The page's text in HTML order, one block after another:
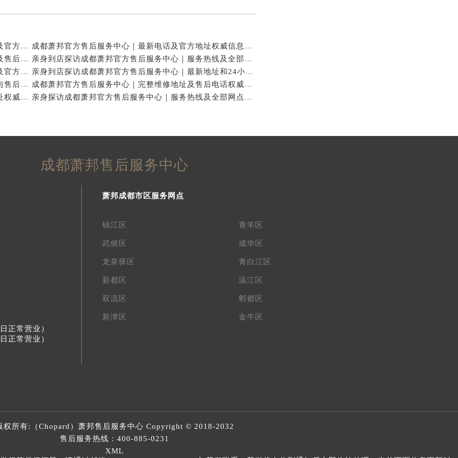
亲身到店探访成都萧邦官方售后服务中心｜最新电话及官方地址（2026年7月最新）
成都萧邦官方售后服务中心｜最新电话及官方地址权威信息公示（2026年7月最新）
亲身到店探访成都萧邦官方售后服务中心｜网点地址及售后热线（2026年7月最新）
亲身到店探访成都萧邦官方售后服务中心｜服务热线及全部网点地址（2026年7月最新）
亲身探访成都萧邦官方售后服务中心｜完整网点地址及官方热线（2026年7月最新）
亲身到店探访成都萧邦官方售后服务中心｜最新地址和24小时售后电话（2026年7月最新）
亲身到店探访成都萧邦官方售后服务中心｜详细地址与售后服务电话（2026年7月最新）
成都萧邦官方售后服务中心｜完整维修地址及售后电话权威信息公示（2026年7月最新）
成都萧邦官方售后服务中心｜完整官方电话和网点地址权威信息公示（2026年7月最新）
亲身探访成都萧邦官方售后服务中心｜服务热线及全部网点地址（2026年7月最新）
成都萧邦售后服务中心
正常营业）
正常营业）
萧邦成都市区服务网点
锦江区 青羊区
武侯区 成华区
龙泉驿区 青白江区
新都区 温江区
双流区 郫都区
新津区 金牛区
权所有:（Chopard） 萧邦售后服务中心 Copyright © 2018-2032
售后服务热线： 400-885-0231
XML